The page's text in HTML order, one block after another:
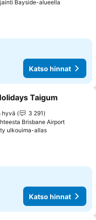
Bayside-alueella
Katso hinnat
suosikkeihin
Taigum
hyvä
3 291
Brisbane Airport
ulkouima-allas
Katso hinnat